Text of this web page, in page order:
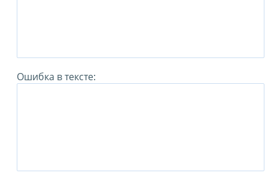
Ошибка в тексте: